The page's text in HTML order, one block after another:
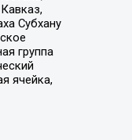
Субхану
группа
ячейка,